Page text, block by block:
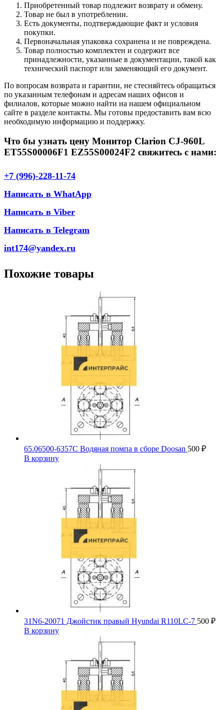
Приобретенный товар подлежит возврату и обмену.
Товар не был в употреблении.
Есть документы, подтверждающие факт и условия
покупки.
Первоначальная упаковка сохранена и не повреждена.
Товар полностью комплектен и содержит все
принадлежности, указанные в документации, такой как
технический паспорт или заменяющий его документ.
По вопросам возврата и гарантии, не стесняйтесь обращаться
по указанным телефонам и адресам наших офисов и
филиалов, которые можно найти на нашем официальном
сайте в разделе контакты. Мы готовы предоставить вам всю
необходимую информацию и поддержку.
Что бы узнать цену Монитор Clarion CJ-960L
ET55S00006F1 EZ55S00024F2 свяжитесь с нами:
+7 (996)-228-11-74
Написать в WhatApp
Написать в Viber
Написать в Telegram
int174@yandex.ru
Похожие товары
65.06500-6357С Водяная помпа в сборе Doosan 500 ₽
В корзину
31N6-20071 Джойстик правый Hyundai R110LC-7 500 ₽
В корзину